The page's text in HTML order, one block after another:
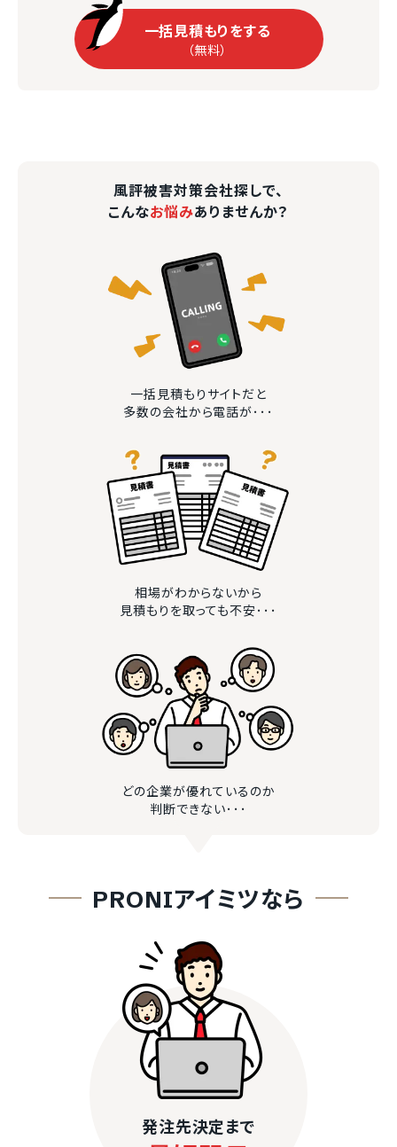
一括見積もりをする
（無料）
風評被害対策会社探しで、
こんなお悩みありませんか？
一括見積もりサイトだと
多数の会社から電話が･･･
相場がわからないから
見積もりを取っても不安･･･
どの企業が優れているのか
判断できない･･･
PRONIアイミツなら
発注先決定まで